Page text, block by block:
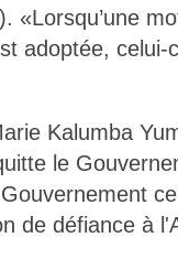
«Lorsqu’une
adoptée, celui-
Kalumba
le
de défiance à